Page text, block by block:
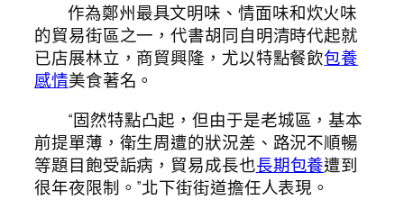
作為鄭州最具文明味、情面味和炊火味
的貿易街區之一，代書胡同自明清時代起就
已店展林立，商貿興隆，尤以特點餐飲包養
感情美食著名。
“固然特點凸起，但由于是老城區，基本
前提單薄，衛生周遭的狀況差、路況不順暢
等題目飽受詬病，貿易成長也長期包養遭到
很年夜限制。”北下街街道擔任人表現。